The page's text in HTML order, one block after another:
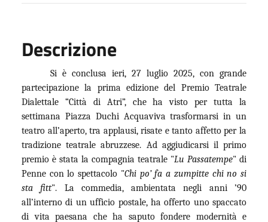
Descrizione
Si è conclusa ieri, 27 luglio 2025, con grande
partecipazione la prima edizione del Premio Teatrale
Dialettale “Città di Atri”, che ha visto per tutta la
settimana Piazza Duchi Acquaviva trasformarsi in un
teatro all’aperto, tra applausi, risate e tanto affetto per la
tradizione teatrale abruzzese. Ad aggiudicarsi il primo
premio è stata la compagnia teatrale "Lu Passatempe" di
Penne con lo spettacolo "Chi po’ fa a zumpitte chi no si
sta fitt". La commedia, ambientata negli anni ’90
all’interno di un ufficio postale, ha offerto uno spaccato
di vita paesana che ha saputo fondere modernità e